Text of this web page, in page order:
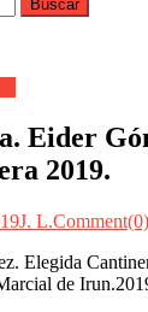
Eider
2019.
J. L.Comment(0)
Elegida
de